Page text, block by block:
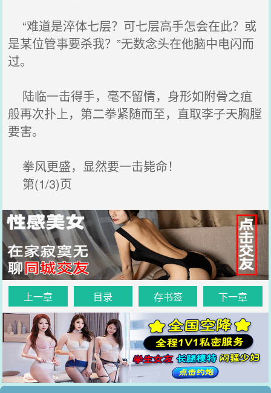
“难道是淬体七层？可七层高手怎会在此？或
是某位管事要杀我？”无数念头在他脑中电闪而
过。
陆临一击得手，毫不留情，身形如附骨之疽
般再次扑上，第二拳紧随而至，直取李子天胸膛
要害。
拳风更盛，显然要一击毙命！
第(1/3)页
上一章 目录 存书签 下一章